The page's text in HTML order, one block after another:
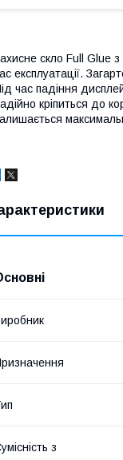
скло Full Glue
експлуатації.
час падіння
кріпиться до
з